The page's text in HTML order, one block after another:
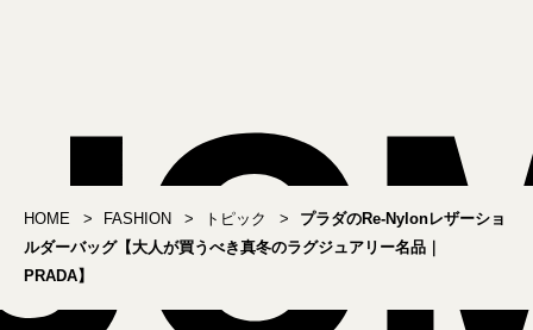
HOME FASHION トピック
プラダのRe-Nylonレザーショ
ルダーバッグ【大人が買うべき真冬のラグジュアリー名品｜
PRADA】